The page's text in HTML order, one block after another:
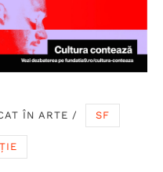
ÎN ARTE / SF